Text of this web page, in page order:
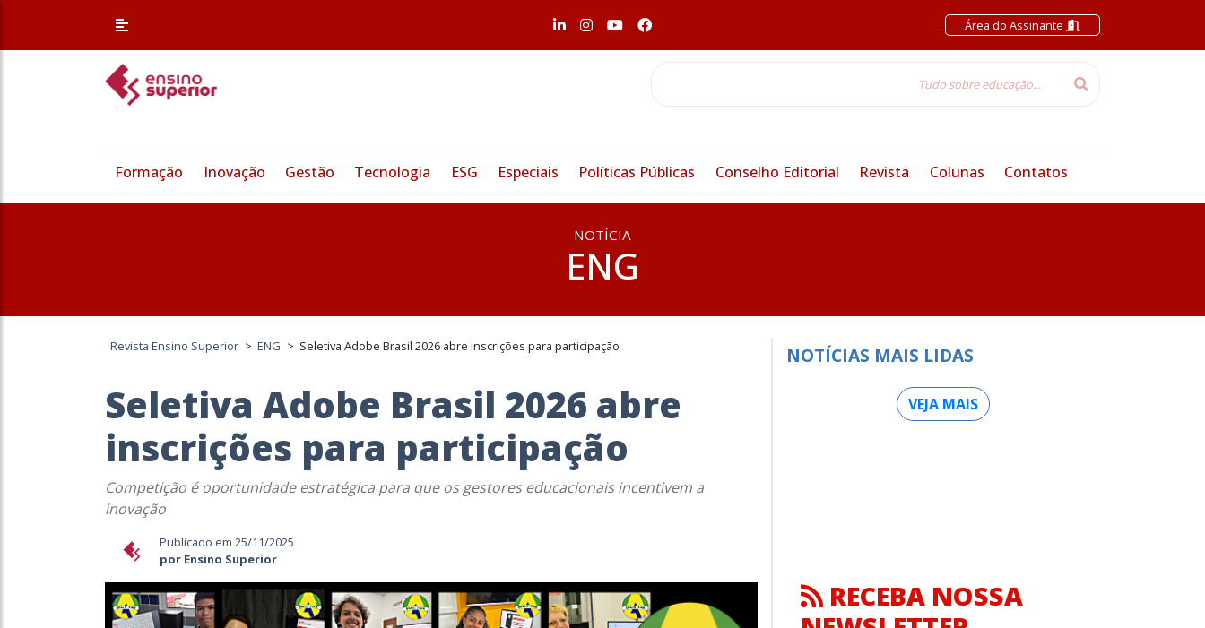
Área do Assinante
Formação Inovação Gestão Tecnologia ESG Especiais Políticas Públicas Conselho Editorial Revista Colunas Contatos
NOTÍCIA
ENG
Revista Ensino Superior > ENG > Seletiva Adobe Brasil 2026 abre inscrições para participação
Seletiva Adobe Brasil 2026 abre
inscrições para participação
Competição é oportunidade estratégica para que os gestores educacionais incentivem a
inovação
Publicado em 25/11/2025
por Ensino Superior
NOTÍCIAS MAIS LIDAS
VEJA MAIS
RECEBA NOSSA